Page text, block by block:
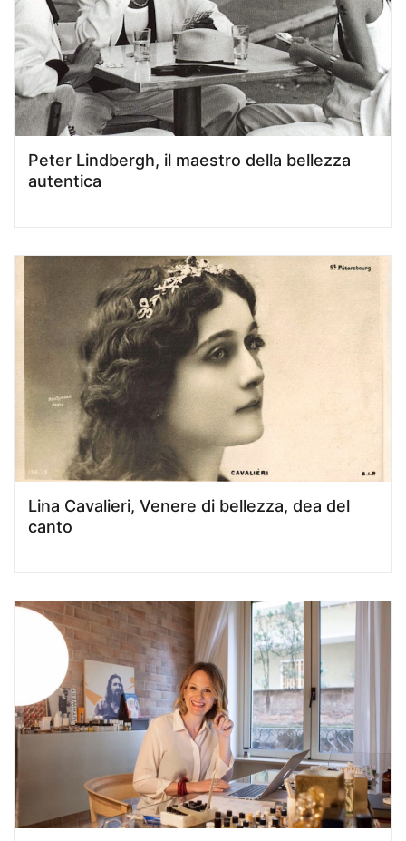
Peter Lindbergh, il maestro della bellezza
autentica
Lina Cavalieri, Venere di bellezza, dea del
canto